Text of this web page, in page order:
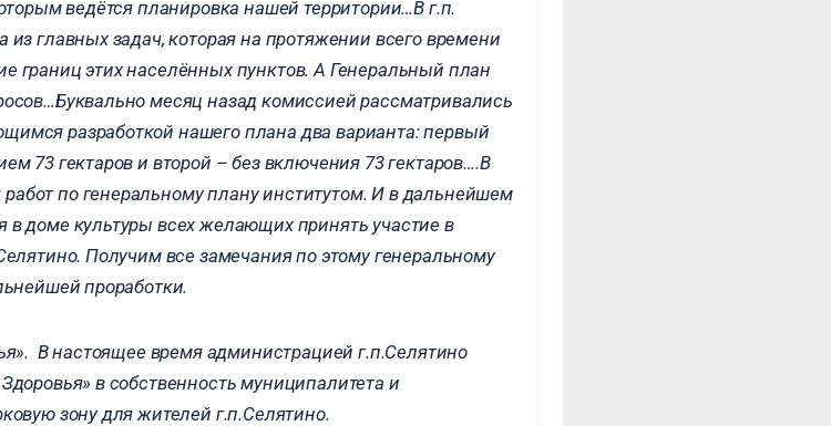
ведётся планировка нашей территории…В г.п.
главных задач, которая на протяжении всего времени
границ этих населённых пунктов. А Генеральный план
месяц назад комиссией рассматривались
разработкой нашего плана два варианта: первый
73 гектаров и второй – без включения 73 гектаров….В
по генеральному плану институтом. И в дальнейшем
доме культуры всех желающих принять участие в
Получим все замечания по этому генеральному
проработки.
В настоящее время администрацией г.п.Селятино
в собственность муниципалитета и
зону для жителей г.п.Селятино.